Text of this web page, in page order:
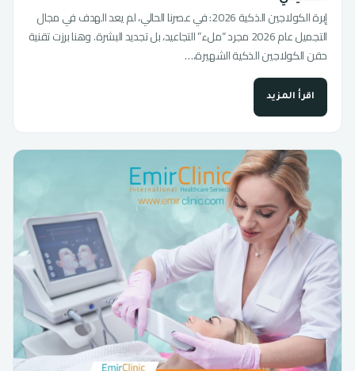
إبرة الكولاجين الذكية 2026: في عصرنا الحالي، لم يعد الهدف في مجال
التجميل عام 2026 مجرد “ملء” التجاعيد، بل تجديد البشرة. وهنا برزت تقنية
حقن الكولاجين الذكية الشهيرة،…
اقرأ المزيد